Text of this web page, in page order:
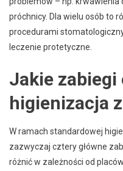
próchnicy. Dla wielu osób to
procedurami
leczenie protetyczne.
Jakie
higienizacja
W ramach standardowej
zazwyczaj cztery główne
różnić w zależności od